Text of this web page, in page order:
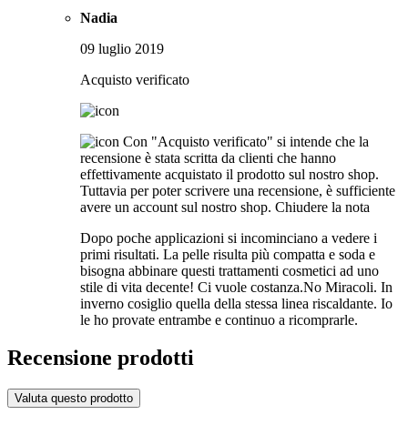
Nadia
09 luglio 2019
Acquisto verificato
Con "Acquisto verificato" si intende che la
recensione è stata scritta da clienti che hanno
effettivamente acquistato il prodotto sul nostro shop.
Tuttavia per poter scrivere una recensione, è sufficiente
avere un account sul nostro shop. Chiudere la nota
Dopo poche applicazioni si incominciano a vedere i
primi risultati. La pelle risulta più compatta e soda e
bisogna abbinare questi trattamenti cosmetici ad uno
stile di vita decente! Ci vuole costanza.No Miracoli. In
inverno cosiglio quella della stessa linea riscaldante. Io
le ho provate entrambe e continuo a ricomprarle.
Recensione prodotti
Valuta questo prodotto